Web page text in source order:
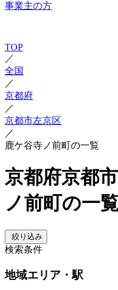
事業主の方
TOP
／
全国
／
京都府
／
京都市左京区
／
鹿ケ谷寺ノ前町の一覧
京都府京都
ノ前町の一
絞り込み
検索条件
地域エリア・駅